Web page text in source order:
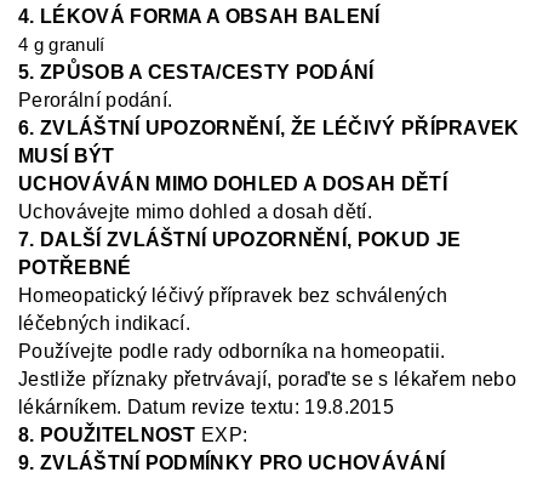
4. LÉKOVÁ FORMA A OBSAH BALENÍ
4 g granulí
5. ZPŮSOB A CESTA/CESTY PODÁNÍ
Perorální podání.
6. ZVLÁŠTNÍ UPOZORNĚNÍ, ŽE LÉČIVÝ PŘÍPRAVEK
MUSÍ BÝT
UCHOVÁVÁN MIMO DOHLED A DOSAH DĚTÍ
Uchovávejte mimo dohled a dosah dětí.
7. DALŠÍ ZVLÁŠTNÍ UPOZORNĚNÍ, POKUD JE
POTŘEBNÉ
Homeopatický léčivý přípravek bez schválených
léčebných indikací.
Používejte podle rady odborníka na homeopatii.
Jestliže příznaky přetrvávají, poraďte se s lékařem nebo
lékárníkem. Datum revize textu: 19.8.2015
8. POUŽITELNOST EXP:
9. ZVLÁŠTNÍ PODMÍNKY PRO UCHOVÁVÁNÍ